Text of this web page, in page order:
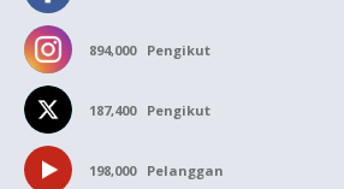
894,000 Pengikut
187,400 Pengikut
198,000 Pelanggan